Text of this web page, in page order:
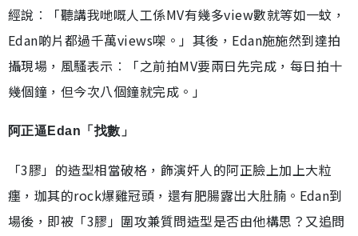
經說︰「聽講我哋嘅人工係MV有幾多view數就等如一蚊，
Edan啲片都過千萬views㗎。」其後，Edan施施然到達拍
攝現場，風騷表示︰「之前拍MV要兩日先完成，每日拍十
幾個鐘，但今次八個鐘就完成。」
阿正逼Edan「找數」
「3膠」的造型相當破格，飾演奸人的阿正臉上加上大粒
癦，珈其的rock爆雞冠頭，還有肥腸露出大肚腩。Edan到
場後，即被「3膠」圍攻兼質問造型是否由他構思？又追問